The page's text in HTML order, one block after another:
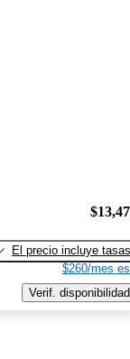
El precio incluye tasas
$260/mes
Verif. disponibilidad